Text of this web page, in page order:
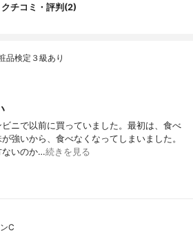
クチコミ・評判(2)
品検定３級あり
ニで以前に買っていました。最初は、食べ
強いから、食べなくなってしまいました。
ないのか…続きを見る
C